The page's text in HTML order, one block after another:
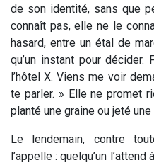
de son identité, sans que
connaît pas, elle ne le
hasard, entre un étal de
qu’un instant pour
l’hôtel X. Viens me voir
te parler. » Elle ne promet
planté une graine ou jeté
Le lendemain, contre
l’appelle : quelqu’un